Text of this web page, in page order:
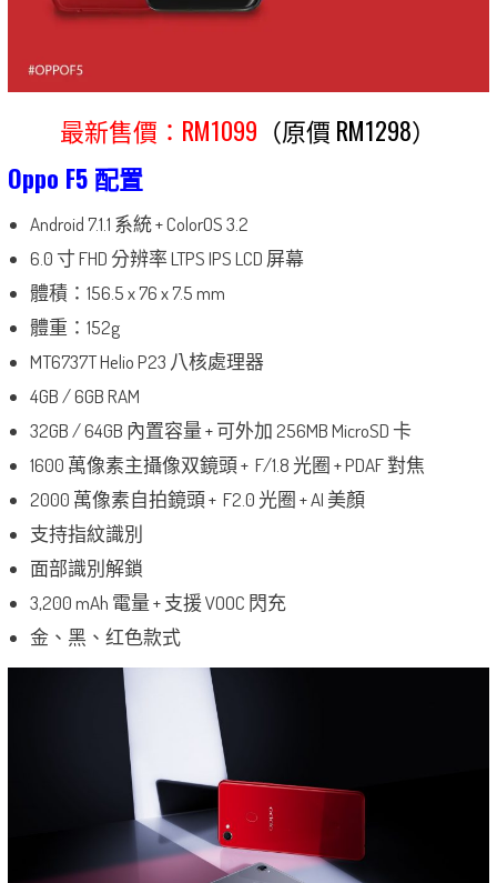
最新售價：RM1099 （​​原價 RM1298）
Oppo F5 配置
Android 7.1.1 系統 + ColorOS 3.2
6.0 寸 FHD 分辨率 LTPS IPS LCD 屏幕
體積：156.5 x 76 x 7.5 mm
體重：152g
MT6737T Helio P23 八核處理器
4GB / 6GB RAM
32GB / 64GB 內置容量 + 可外加 256MB MicroSD 卡
1600 萬像素主攝像双鏡頭 + F/1.8 光圈 + PDAF 對焦
2000 萬像素自拍鏡頭 + F2.0 光圈 + AI 美顏
支持指紋識別
面部識別解鎖
3,200 mAh 電量 + 支援 VOOC 閃充
金、黑、红色款式